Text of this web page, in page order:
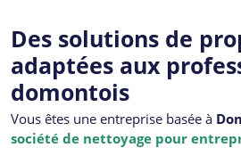
Des solutions de
adaptées aux
domontois
Vous êtes une entreprise basée à
société de nettoyage pour